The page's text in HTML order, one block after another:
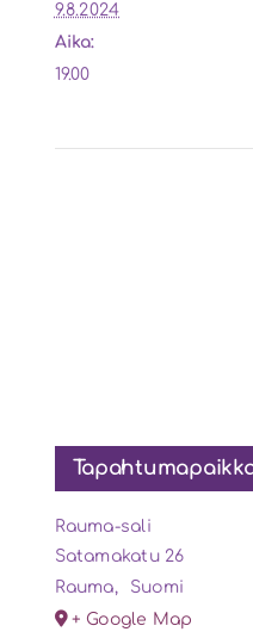
9.8.2024
Aika:
19.00
Rauma-sali
Satamakatu 26
Rauma,
Suomi
+ Google Map